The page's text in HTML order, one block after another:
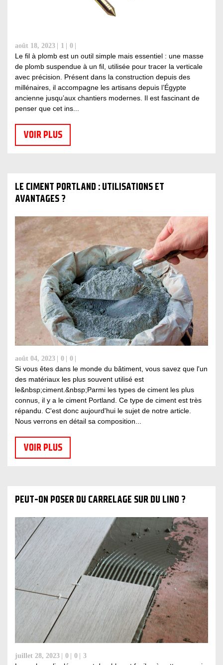
août 18, 2023 1 0
Le fil à plomb est un outil simple mais essentiel : une masse
de plomb suspendue à un fil, utilisée pour tracer la verticale
avec précision. Présent dans la construction depuis des
millénaires, il accompagne les artisans depuis l’Égypte
ancienne jusqu’aux chantiers modernes. Il est fascinant de
penser que cet ins...
VOIR PLUS
LE CIMENT PORTLAND : UTILISATIONS ET
AVANTAGES ?
août 04, 2023 0 0
Si vous êtes dans le monde du bâtiment, vous savez que l'un
des matériaux les plus souvent utilisé est
le&nbsp;ciment.&nbsp;Parmi les types de ciment les plus
connus, il y a le ciment Portland. Ce type de ciment est très
répandu. C'est donc aujourd'hui le sujet de notre article.
Nous verrons en détail sa composition...
VOIR PLUS
PEUT-ON POSER DU CARRELAGE SUR DU LINO ?
juillet 28, 2023 0 0 3